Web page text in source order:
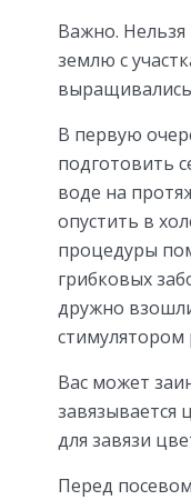
Важно. Нельзя
землю с
В первую
подготовить
воде на
опустить в
процедуры
грибковых
дружно
стимулятором
Вас может
завязывается
для завязи
Перед